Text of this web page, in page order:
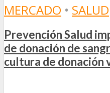
MERCADO • SALUD
Prevención Salud
de donación de
cultura de donación